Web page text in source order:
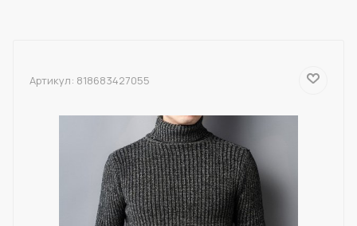
Артикул: 818683427055